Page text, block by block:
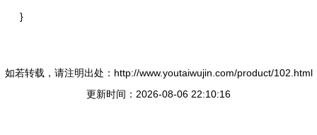
}
如若转载，请注明出处：http://www.youtaiwujin.com/product/102.html
更新时间：2026-08-06 22:10:16